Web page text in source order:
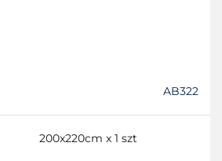
AB322
200x220cm x 1 szt